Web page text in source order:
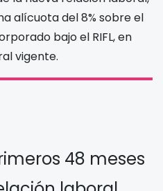
alícuota del 8% sobre el
bajo el RIFL, en
vigente.
48 meses